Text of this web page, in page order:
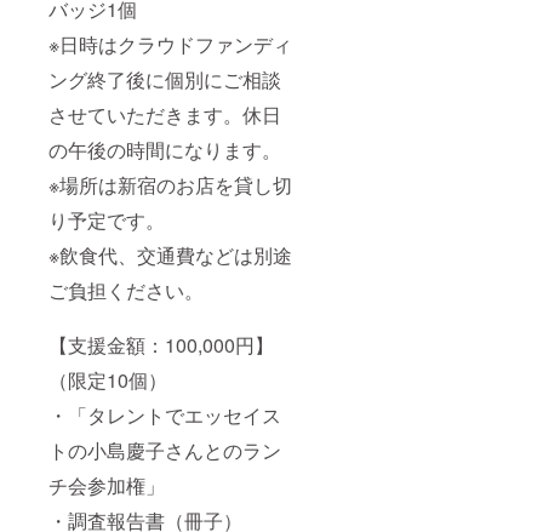
バッジ1個
※日時はクラウドファンディ
ング終了後に個別にご相談
させていただきます。休日
の午後の時間になります。
※場所は新宿のお店を貸し切
り予定です。
※飲食代、交通費などは別途
ご負担ください。
【支援金額：100,000円】
（限定10個）
・「タレントでエッセイス
トの小島慶子さんとのラン
チ会参加権」
・調査報告書（冊子）